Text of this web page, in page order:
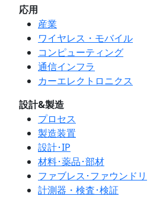
応用
産業
ワイヤレス・モバイル
コンピューティング
通信インフラ
カーエレクトロニクス
設計&製造
プロセス
製造装置
設計･IP
材料･薬品･部材
ファブレス･ファウンドリ
計測器・検査･検証